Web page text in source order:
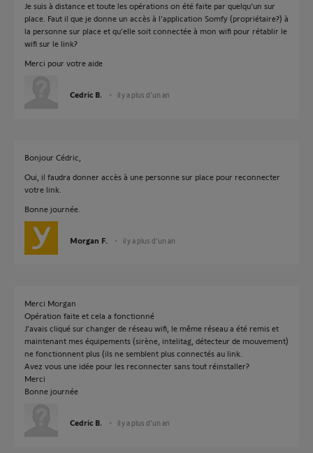
Je suis à distance et toute les opérations on été faite par quelqu’un sur
place. Faut il que je donne un accès à l’application Somfy (propriétaire?) à
la personne sur place et qu’elle soit connectée à mon wifi pour rétablir le
wifi sur le link?
Merci pour votre aide
Cedric B. il y a plus d'un an
Bonjour Cédric,
Oui, il faudra donner accès à une personne sur place pour reconnecter
votre link.
Bonne journée.
Morgan F. il y a plus d'un an
Merci Morgan
Opération faite et cela a fonctionné
J’avais cliqué sur changer de réseau wifi, le même réseau a été remis et
maintenant mes équipements (sirène, intelitag, détecteur de mouvement)
ne fonctionnent plus (ils ne semblent plus connectés au link.
Avez vous une idée pour les reconnecter sans tout réinstaller?
Merci
Bonne journée
Cedric B. il y a plus d'un an